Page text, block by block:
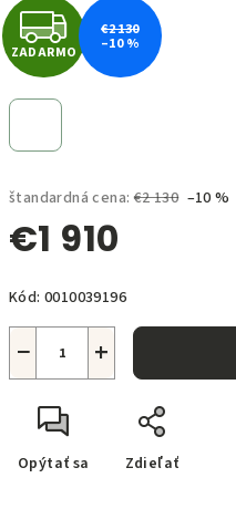
štandardná cena: €2 130 –10 %
€1 910
cena:
Kód: 0010039196
+
−
Opýtať sa Zdieľať
Z
A
R
M
O
ZADARMO
€2 130
–10 %